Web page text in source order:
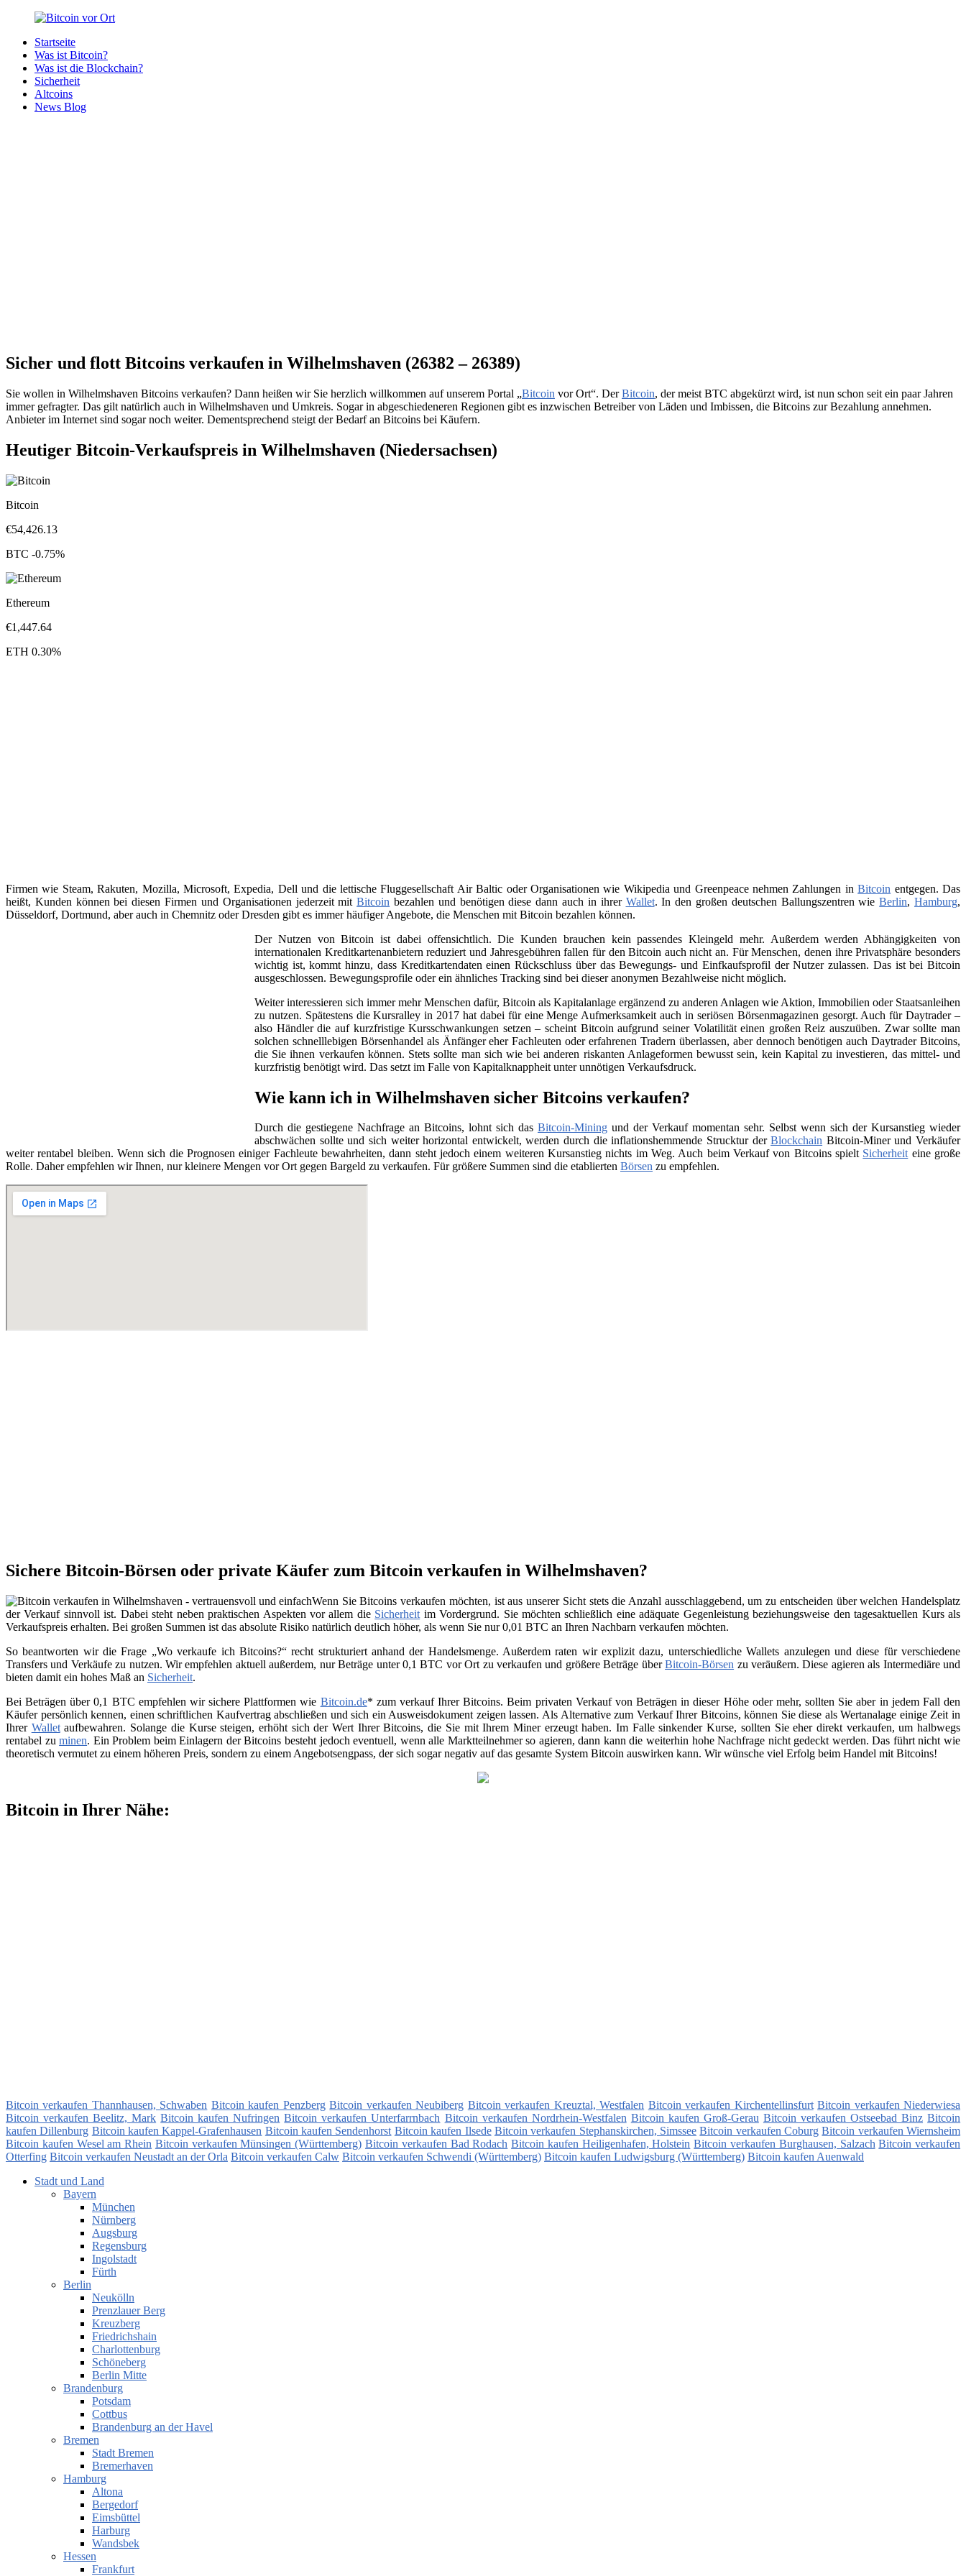
Zurück
Inhalt
Bitcoin
Bitcoins
deiner
Region
Startseite
Was ist Bitcoin?
Was ist die Blockchain?
Sicherheit
Altcoins
News Blog
Sicher und flott Bitcoins verkaufen in Wilhelmshaven (26382 – 26389)
Sie wollen in Wilhelmshaven Bitcoins verkaufen? Dann heißen wir Sie herzlich willkommen auf unserem Portal „Bitcoin vor Ort“. DerBitcoin, der meist BTC abgekürzt wird, ist nun schon seit ein paar Jahren
immer gefragter. Das gilt natürlich auch in Wilhelmshaven und Umkreis. Sogar in abgeschiedeneren Regionen gibt es inzwischen Betreiber von Läden und Imbissen, die Bitcoins zur Bezahlung annehmen.
Anbieter im Internet sind sogar noch weiter. Dementsprechend steigt der Bedarf an Bitcoins bei Käufern.
Heutiger Bitcoin-Verkaufspreis in Wilhelmshaven (Niedersachsen)
Bitcoin
€54,426.13
BTC -0.75%
Ethereum
€1,447.64
ETH 0.30%
Firmen wie Steam, Rakuten, Mozilla, Microsoft, Expedia, Dell und die lettische Fluggesellschaft Air Baltic oder Organisationen wie Wikipedia und Greenpeace nehmen Zahlungen inBitcoin entgegen. Das
heißt, Kunden können bei diesen Firmen und Organisationen jederzeit mitBitcoin bezahlen und benötigen diese dann auch in ihrer Wallet. In den großen deutschen Ballungszentren wieBerlin,Hamburg,
Düsseldorf, Dortmund, aber auch in Chemnitz oder Dresden gibt es immer häufiger Angebote, die Menschen mit Bitcoin bezahlen können.
Der Nutzen von Bitcoin ist dabei offensichtlich. Die Kunden brauchen kein passendes Kleingeld mehr. Außerdem werden Abhängigkeiten von
internationalen Kreditkartenanbietern reduziert und Jahresgebühren fallen für den Bitcoin auch nicht an. Für Menschen, denen ihre Privatsphäre besonders
wichtig ist, kommt hinzu, dass Kreditkartendaten einen Rückschluss über das Bewegungs- und Einfkaufsprofil der Nutzer zulassen. Das ist bei Bitcoin
ausgeschlossen. Bewegungsprofile oder ein ähnliches Tracking sind bei dieser anonymen Bezahlweise nicht möglich.
Weiter interessieren sich immer mehr Menschen dafür, Bitcoin als Kapitalanlage ergänzend zu anderen Anlagen wie Aktion, Immobilien oder Staatsanleihen
zu nutzen. Spätestens die Kursralley in 2017 hat dabei für eine Menge Aufmerksamkeit auch in seriösen Börsenmagazinen gesorgt. Auch für Daytrader –
also Händler die auf kurzfristige Kursschwankungen setzen – scheint Bitcoin aufgrund seiner Volatilität einen großen Reiz auszuüben. Zwar sollte man
solchen schnelllebigen Börsenhandel als Änfänger eher Fachleuten oder erfahrenen Tradern überlassen, aber dennoch benötigen auch Daytrader Bitcoins,
die Sie ihnen verkaufen können. Stets sollte man sich wie bei anderen riskanten Anlageformen bewusst sein, kein Kapital zu investieren, das mittel- und
kurzfristig benötigt wird. Das setzt im Falle von Kapitalknappheit unter unnötigen Verkaufsdruck.
Wie kann ich in Wilhelmshaven sicher Bitcoins verkaufen?
Durch die gestiegene Nachfrage an Bitcoins, lohnt sich das Bitcoin-Mining und der Verkauf momentan sehr. Selbst wenn sich der Kursanstieg wieder
abschwächen sollte und sich weiter horizontal entwickelt, werden durch die inflationshemmende Strucktur derBlockchain Bitcoin-Miner und Verkäufer
weiter rentabel bleiben. Wenn sich die Prognosen einiger Fachleute bewahrheiten, dann steht jedoch einem weiteren Kursanstieg nichts im Weg. Auch beim Verkauf von Bitcoins spielt Sicherheiteine große
Rolle. Daher empfehlen wir Ihnen, nur kleinere Mengen vor Ort gegen Bargeld zu verkaufen. Für größere Summen sind die etablierten Börsen zu empfehlen.
Sichere Bitcoin-Börsen oder private Käufer zum Bitcoin verkaufen in Wilhelmshaven?
Wenn Sie Bitcoins verkaufen möchten, ist aus unserer Sicht stets die Anzahl ausschlaggebend, um zu entscheiden über welchen Handelsplatz
der Verkauf sinnvoll ist. Dabei steht neben praktischen Aspekten vor allem die Sicherheit im Vordergrund. Sie möchten schließlich eine adäquate Gegenleistung beziehungsweise den tagesaktuellen Kurs als
Verkaufspreis erhalten. Bei großen Summen ist das absolute Risiko natürlich deutlich höher, als wenn Sie nur 0,01 BTC an Ihren Nachbarn verkaufen möchten.
So beantworten wir die Frage „Wo verkaufe ich Bitcoins?“ recht strukturiert anhand der Handelsmenge. Außerdem raten wir explizit dazu, unterschiedliche Wallets anzulegen und diese für verschiedene
Transfers und Verkäufe zu nutzen. Wir empfehlen aktuell außerdem, nur Beträge unter 0,1 BTC vor Ort zu verkaufen und größere Beträge überBitcoin-Börsen zu veräußern. Diese agieren als Intermediäre und
bieten damit ein hohes Maß an Sicherheit.
Bei Beträgen über 0,1 BTC empfehlen wir sichere Plattformen wie Bitcoin.de* zum verkauf Ihrer Bitcoins. Beim privaten Verkauf von Beträgen in dieser Höhe oder mehr, sollten Sie aber in jedem Fall den
Käufer persönlich kennen, einen schriftlichen Kaufvertrag abschließen und sich ein Ausweisdokument zeigen lassen. Als Alternative zum Verkauf Ihrer Bitcoins, können Sie diese als Wertanalage einige Zeit in
Ihrer Walletaufbewahren. Solange die Kurse steigen, erhöht sich der Wert Ihrer Bitcoins, die Sie mit Ihrem Miner erzeugt haben. Im Falle sinkender Kurse, sollten Sie eher direkt verkaufen, um halbwegs
rentabel zuminen. Ein Problem beim Einlagern der Bitcoins besteht jedoch eventuell, wenn alle Marktteilnehmer so agieren, dann kann die weiterhin hohe Nachfrage nicht gedeckt werden. Das führt nicht wie
theoretisch vermutet zu einem höheren Preis, sondern zu einem Angebotsengpass, der sich sogar negativ auf das gesamte System Bitcoin auswirken kann. Wir wünsche viel Erfolg beim Handel mit Bitcoins!
Bitcoin in Ihrer Nähe:
Bitcoin verkaufen Thannhausen, Schwaben Bitcoin kaufen Penzberg Bitcoin verkaufen Neubiberg Bitcoin verkaufen Kreuztal, Westfalen Bitcoin verkaufen Kirchentellinsfurt Bitcoin verkaufen Niederwiesa
Bitcoin verkaufen Beelitz, Mark Bitcoin kaufen Nufringen Bitcoin verkaufen Unterfarrnbach Bitcoin verkaufen Nordrhein-Westfalen Bitcoin kaufen Groß-Gerau Bitcoin verkaufen Ostseebad Binz Bitcoin
kaufen Dillenburg Bitcoin kaufen Kappel-Grafenhausen Bitcoin kaufen Sendenhorst Bitcoin kaufen Ilsede Bitcoin verkaufen Stephanskirchen, Simssee Bitcoin verkaufen Coburg Bitcoin verkaufen Wiernsheim
Bitcoin kaufen Wesel am Rhein Bitcoin verkaufen Münsingen (Württemberg) Bitcoin verkaufen Bad Rodach Bitcoin kaufen Heiligenhafen, Holstein Bitcoin verkaufen Burghausen, Salzach Bitcoin verkaufen
Otterfing Bitcoin verkaufen Neustadt an der Orla Bitcoin verkaufen Calw Bitcoin verkaufen Schwendi (Württemberg) Bitcoin kaufen Ludwigsburg (Württemberg) Bitcoin kaufen Auenwald
Stadt und Land
Bayern
München
Nürnberg
Augsburg
Regensburg
Ingolstadt
Fürth
Berlin
Neukölln
Prenzlauer Berg
Kreuzberg
Friedrichshain
Charlottenburg
Schöneberg
Berlin Mitte
Brandenburg
Potsdam
Cottbus
Brandenburg an der Havel
Bremen
Stadt Bremen
Bremerhaven
Hamburg
Altona
Bergedorf
Eimsbüttel
Harburg
Wandsbek
Hessen
Frankfurt